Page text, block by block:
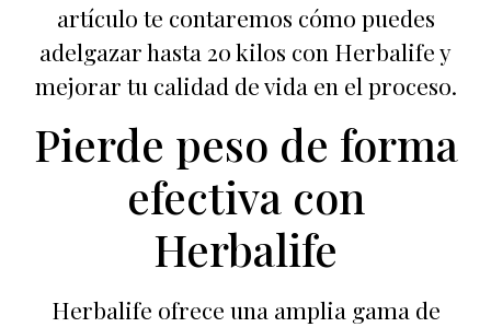
artículo te contaremos cómo puedes
adelgazar hasta 20 kilos con Herbalife y
mejorar tu calidad de vida en el proceso.
Pierde peso de forma
efectiva con
Herbalife
Herbalife ofrece una amplia gama de